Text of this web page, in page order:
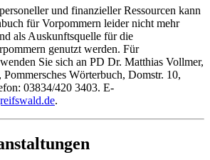
und finanzieller Ressourcen kann
für Vorpommern leider nicht mehr
als Auskunftsquelle für die
genutzt werden. Für
Sie sich an PD Dr. Matthias Vollmer,
Wörterbuch, Domstr. 10,
03834/420 3403. E-
.de.